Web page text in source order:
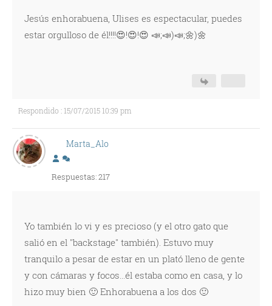
Jesús enhorabuena, Ulises es espectacular, puedes
estar orgulloso de él!!!!😍!😍!😍 📣;📣)📣;🌼)🌼
Respondido : 15/07/2015 10:39 pm
Marta_Alo
Respuestas: 217
Yo también lo vi y es precioso (y el otro gato que
salió en el "backstage" también). Estuvo muy
tranquilo a pesar de estar en un plató lleno de gente
y con cámaras y focos...él estaba como en casa, y lo
hizo muy bien 🙂 Enhorabuena a los dos 🙂